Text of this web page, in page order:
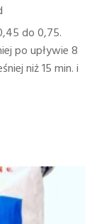
do 0,75.
po upływie 8
niż 15 min. i